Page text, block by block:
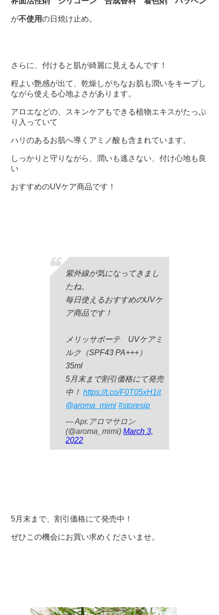
が不使用の日焼け止め。
さらに、付けると肌が綺麗に見えるんです！
程よい艶感が出て、乾燥しがちなお肌も潤いをキープし
ながら使える心地よさがあります。
アロエなどの、スキンケアもできる植物エキスがたっぷ
り入っていて
ハリのあるお肌へ導くアミノ酸も含まれています。
しっかりと守りながら、潤いも逃さない、付け心地も良
い
おすすめのUVケア商品です！
紫外線が気になってきまし
たね。
毎日使えるおすすめのUVケ
ア商品です！
メリッサボーテ UVケアミ
ルク（SPF43 PA+++）
35ml
5月末まで割引価格にて発売
中！https://t.co/F0T05xH1it
@aroma_mimi #storesjp
— Apr.アロマサロン
(@aroma_mimi)March 3,
2022
5月末まで、割引価格にて発売中！
ぜひこの機会にお買い求めくださいませ。